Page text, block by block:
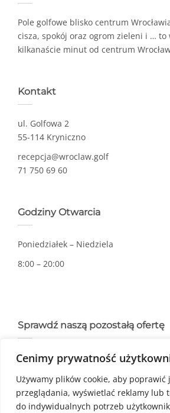
Cenimy prywatność
Używamy plików cookie, aby poprawić
przeglądania, wyświetlać reklamy lub
do indywidualnych potrzeb
Pole golfowe blisko centrum
cisza, spokój oraz ogrom zieleni i … to
kilkanaście minut od centrum
Kontakt
ul. Golfowa 2
55-114 Kryniczno
recepcja@wroclaw.golf
71 750 69 60
Godziny Otwarcia
Poniedziałek – Niedziela
8:00 – 20:00
Sprawdź naszą pozostałą ofertę
Restauracja |Eventy
Regulamin Pola Golfowego